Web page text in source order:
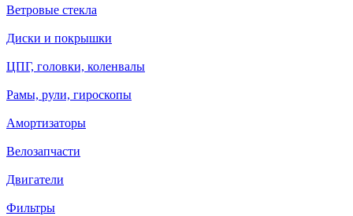
Ветровые стекла
Диски и покрышки
ЦПГ, головки, коленвалы
Рамы, рули, гироскопы
Амортизаторы
Велозапчасти
Двигатели
Фильтры